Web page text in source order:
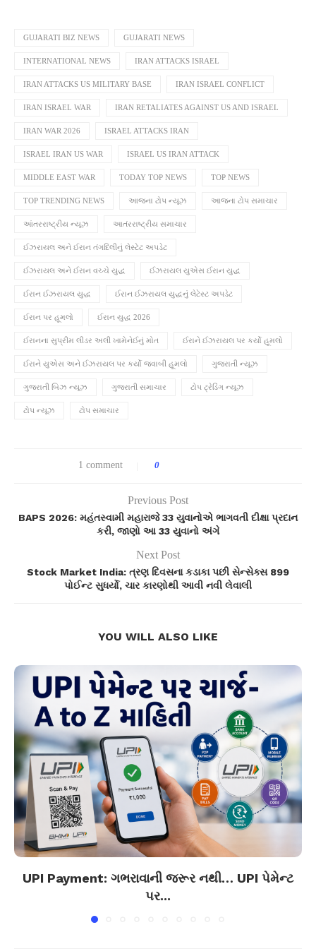
GUJARATI BIZ NEWS GUJARATI NEWS
INTERNATIONAL NEWS IRAN ATTACKS ISRAEL
IRAN ATTACKS US MILITARY BASE IRAN ISRAEL CONFLICT
IRAN ISRAEL WAR IRAN RETALIATES AGAINST US AND ISRAEL
IRAN WAR 2026 ISRAEL ATTACKS IRAN
ISRAEL IRAN US WAR ISRAEL US IRAN ATTACK
MIDDLE EAST WAR TODAY TOP NEWS TOP NEWS
TOP TRENDING NEWS આજના ટોપ ન્યૂઝ આજના ટોપ સમાચાર
આંતરરાષ્ટ્રીય ન્યૂઝ આતંરરાષ્ટ્રીય સમાચાર
ઈઝરાયલ અને ઈરાન તંગદિલીનું લેસ્ટેટ અપડેટ
ઈઝરાયલ અને ઈરાન વચ્ચે યુદ્ધ ઈઝરાયલ યુએસ ઈરાન યુદ્ધ
ઈરાન ઈઝરાયલ યુદ્ધ ઈરાન ઈઝરાયલ યુદ્ધનું લેટેસ્ટ અપડેટ
ઈરાન પર હૂમલો ઈરાન યુદ્ધ 2026
ઈરાનના સુપ્રીમ લીડર અલી ખામેનેઈનું મોત ઈરાને ઈઝરાયલ પર કર્યો હૂમલો
ઈરાને યુએસ અને ઈઝરાયલ પર કર્યો જવાબી હૂમલો ગુજરાતી ન્યૂઝ
ગુજરાતી બિઝ ન્યૂઝ ગુજરાતી સમાચાર ટોપ ટ્રેડિંગ ન્યૂઝ
ટોપ ન્યૂઝ ટોપ સમાચાર
1 comment 0
Previous Post
BAPS 2026: મહંતસ્વામી મહારાજે 33 યુવાનોએ ભાગવતી દીક્ષા પ્રદાન
કરી, જાણો આ 33 યુવાનો અંગે
Next Post
Stock Market India: ત્રણ દિવસના કડાકા પછી સેન્સેક્સ 899
પોઈન્ટ સુધર્યો, ચાર કારણોથી આવી નવી લેવાલી
YOU WILL ALSO LIKE
UPI Payment: ગભરાવાની જરૂર નથી… UPI પેમેન્ટ
પર...